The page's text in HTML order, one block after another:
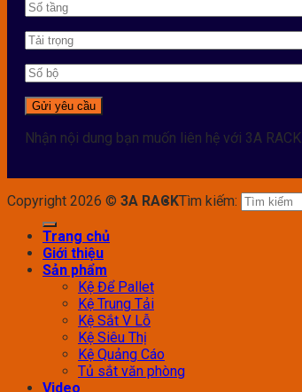
Nhận nội dung bạn muốn liên hệ với 3A RACK
Copyright 2026 © 3A RACKTìm kiếm:
Trang chủ
Giới thiệu
Sản phẩm
Kệ Để Pallet
Kệ Trung Tải
Kệ Sắt V Lỗ
Kệ Siêu Thị
Kệ Quảng Cáo
Tủ sắt văn phòng
Video